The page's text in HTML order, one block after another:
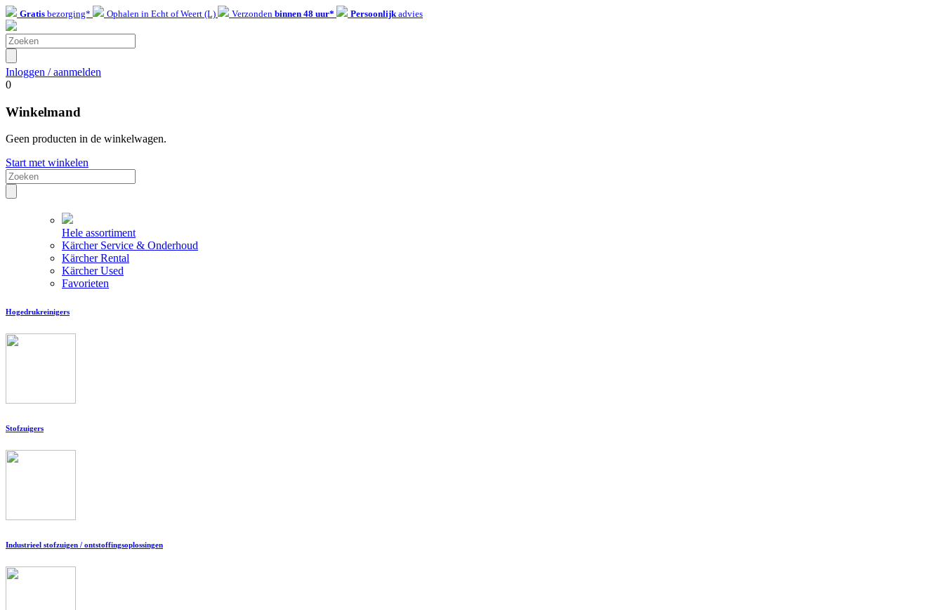
Gratis bezorging* Ophalen in Echt of Weert (L) Verzonden binnen 48 uur* Persoonlijkadvies
Inloggen / aanmelden
0
Winkelmand
Geen producten in de winkelwagen.
Start met winkelen
Hele assortiment
Kärcher Service & Onderhoud
Kärcher Rental
Kärcher Used
Favorieten
Hogedrukreinigers
Stofzuigers
Industrieel stofzuigen / ontstoffingsoplossingen